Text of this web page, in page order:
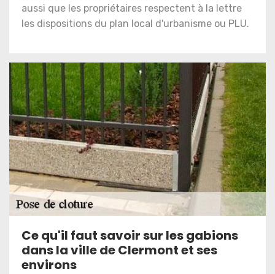
aussi que les propriétaires respectent à la lettre
les dispositions du plan local d'urbanisme ou PLU.
Ce qu'il faut savoir sur les gabions
dans la ville de Clermont et ses
environs